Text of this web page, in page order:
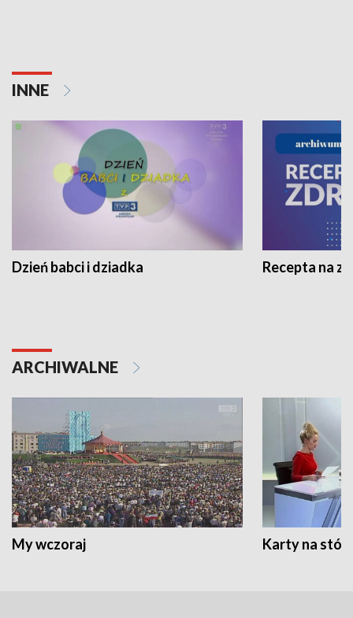
INNE
Dzień babci i dziadka Recepta na
ARCHIWALNE
My wczoraj Karty na